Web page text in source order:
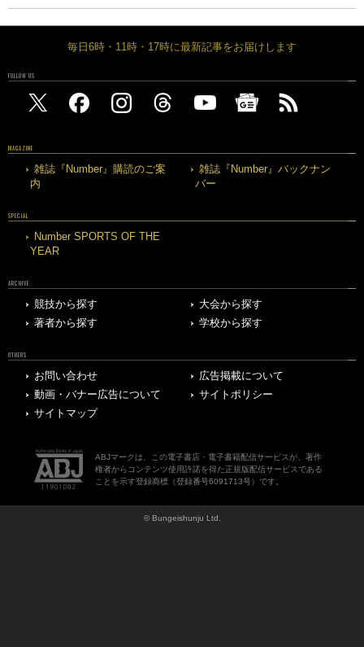
毎日6時・11時・17時に最新記事をお届けします
FOLLOW US
MAGAZINE
雑誌『Number』購読のご案
内
雑誌『Number』バックナン
バー
SPECIAL
Number SPORTS OF THE
YEAR
ARCHIVE
競技から探す
大会から探す
著者から探す
学校から探す
OTHERS
お問い合わせ
広告掲載について
動画・バナー広告について
サイトポリシー
サイトマップ
ABJマークは、この電子書店・電子書籍配信サービスが、著作
権者からコンテンツ使用許諾を得た正規版配信サービスである
ことを示す登録商標（登録番号6091713号）です。
© Bungeishunju Ltd.